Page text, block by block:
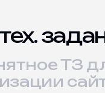
ТЗ